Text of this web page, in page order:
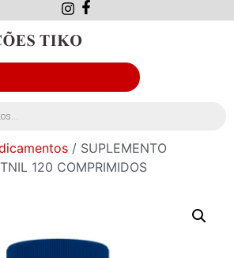
/ SUPLEMENTO
120 COMPRIMIDOS